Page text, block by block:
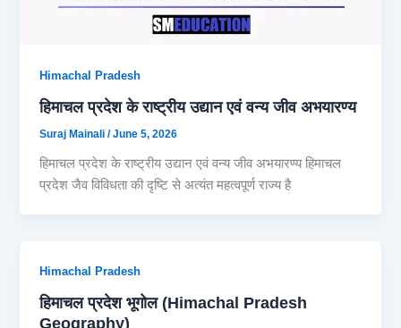
Himachal Pradesh
हिमाचल प्रदेश के राष्ट्रीय उद्यान एवं वन्य जीव अभयारण्य
Suraj Mainali/June 5, 2026
हिमाचल प्रदेश के राष्ट्रीय उद्यान एवं वन्य जीव अभयारण्य हिमाचल
प्रदेश जैव विविधता की दृष्टि से अत्यंत महत्वपूर्ण राज्य है
Himachal Pradesh
हिमाचल प्रदेश भूगोल (Himachal Pradesh
Geography)